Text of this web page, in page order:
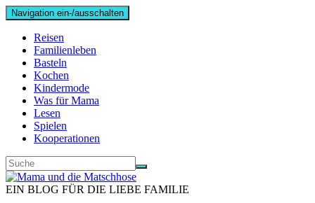
Navigation ein-/ausschalten
Reisen
Familienleben
Basteln
Kochen
Kindermode
Was für Mama
Lesen
Spielen
Kooperationen
EIN BLOG FÜR DIE LIEBE FAMILIE